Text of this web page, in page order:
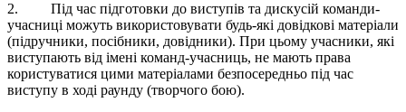
2. Під час підготовки до виступів та дискусій команди-
учасниці можуть використовувати будь-які довідкові матеріали
(підручники, посібники, довідники). При цьому учасники, які
виступають від імені команд-учасниць, не мають права
користуватися цими матеріалами безпосередньо під час
виступу в ході раунду (творчого бою).